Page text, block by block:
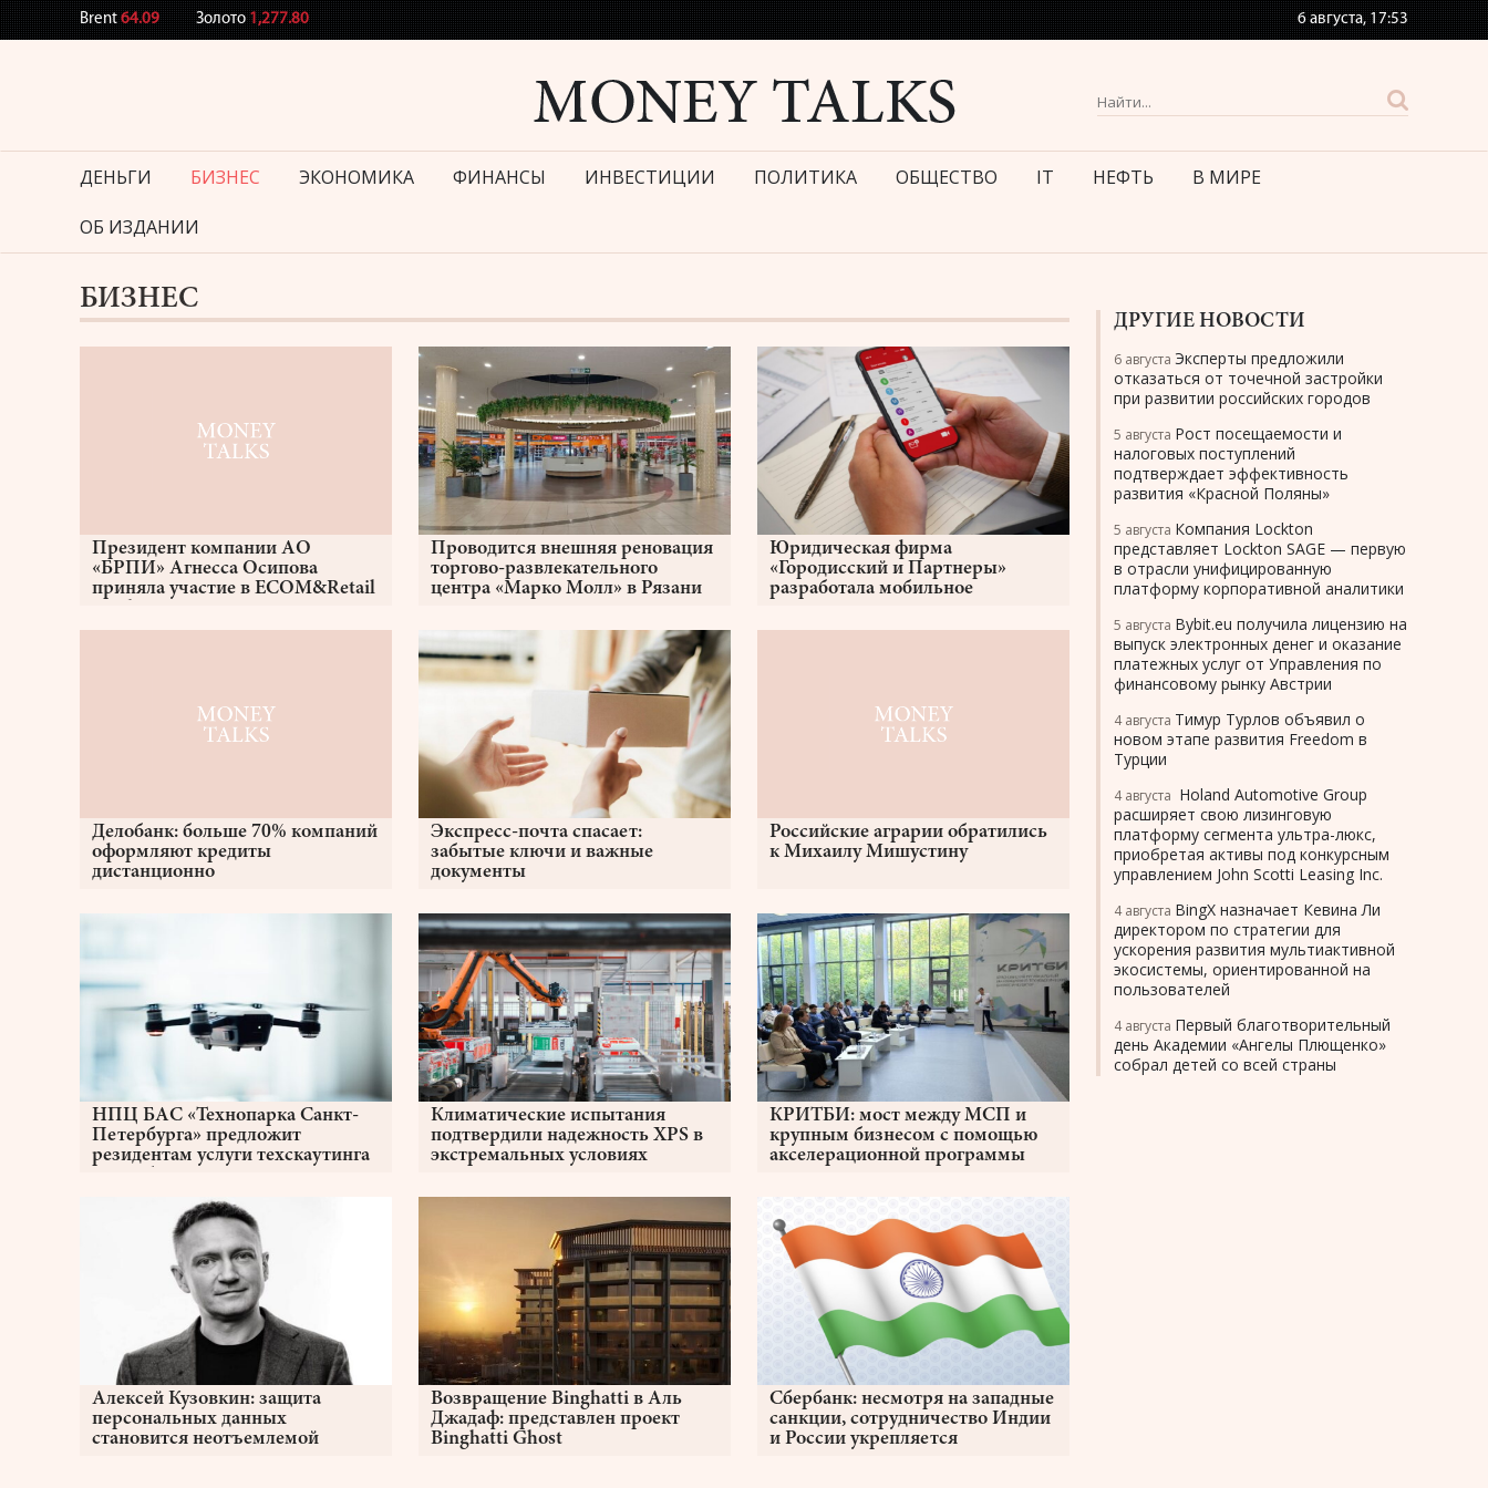
Brent64.09 Золото1,277.80 6 августа,17:53
ДЕНЬГИ БИЗНЕС ЭКОНОМИКА ФИНАНСЫ ИНВЕСТИЦИИ ПОЛИТИКА ОБЩЕСТВО IT НЕФТЬ В МИРЕ
ОБ ИЗДАНИИ
БИЗНЕС
Президент компании АО
«БРПИ» Агнесса Осипова
приняла участие в ECOM&Retail
Проводится внешняя реновация
торгово-развлекательного
центра «Марко Молл» в Рязани
Юридическая фирма
«Городисский и Партнеры»
разработала мобильное
патентами и товарными знаками
Делобанк: больше 70% компаний
оформляют кредиты
дистанционно
Экспресс-почта спасает:
забытые ключи и важные
документы
Российские аграрии обратились
к Михаилу Мишустину
НПЦ БАС «Технопарка Санкт-
Петербурга» предложит
резидентам услуги техскаутинга
Климатические испытания
подтвердили надежность XPS в
экстремальных условиях
КРИТБИ: мост между МСП и
крупным бизнесом с помощью
акселерационной программы
Алексей Кузовкин: защита
персональных данных
становится неотъемлемой
Возвращение Binghatti в Аль
Джадаф: представлен проект
Binghatti Ghost
Сбербанк: несмотря на западные
санкции, сотрудничество Индии
и России укрепляется
ДРУГИЕ НОВОСТИ
6 августа Эксперты предложили
отказаться от точечной застройки
при развитии российских городов
5 августа Рост посещаемости и
налоговых поступлений
подтверждает эффективность
развития «Красной Поляны»
5 августа Компания Lockton
представляет Lockton SAGE — первую
в отрасли унифицированную
платформу корпоративной аналитики
5 августа Bybit.eu получила лицензию на
выпуск электронных денег и оказание
платежных услуг от Управления по
финансовому рынку Австрии
4 августа Тимур Турлов объявил о
новом этапе развития Freedom в
Турции
4 августа Holand Automotive Group
расширяет свою лизинговую
платформу сегмента ультра-люкс,
приобретая активы под конкурсным
управлением John Scotti Leasing Inc.
4 августа BingX назначает Кевина Ли
директором по стратегии для
ускорения развития мультиактивной
экосистемы, ориентированной на
пользователей
4 августа Первый благотворительный
день Академии «Ангелы Плющенко»
собрал детей со всей страны